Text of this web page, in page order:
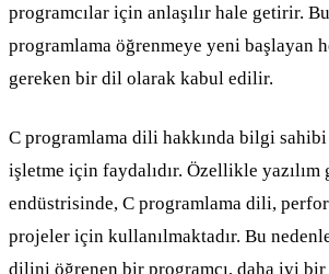
programcılar için anlaşılır hale getirir.
programlama öğrenmeye yeni başlayan
gereken bir dil olarak kabul edilir.
C programlama dili hakkında bilgi
işletme için faydalıdır. Özellikle yazılım
endüstrisinde, C programlama dili,
projeler için kullanılmaktadır. Bu
dilini öğrenen bir programcı, daha iyi bir